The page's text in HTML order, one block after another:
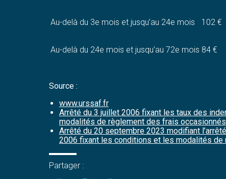
Au-delà du 3e mois et jusqu’au 24e mois 102 €
Au-delà du 24e mois et jusqu’au 72e mois 84 €
Source :
www.urssaf.fr
Arrêté du 3 juillet 2006 fixant les taux des
modalités de règlement des frais
Arrêté du 20 septembre 2023 modifiant
2006 fixant les conditions et les modalités
Partager :